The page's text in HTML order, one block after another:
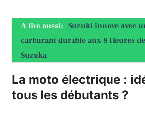
A lire aussi: Suzuki innove avec
carburant durable aux 8 Heures de
Suzuka
La moto électrique :
tous les débutants ?